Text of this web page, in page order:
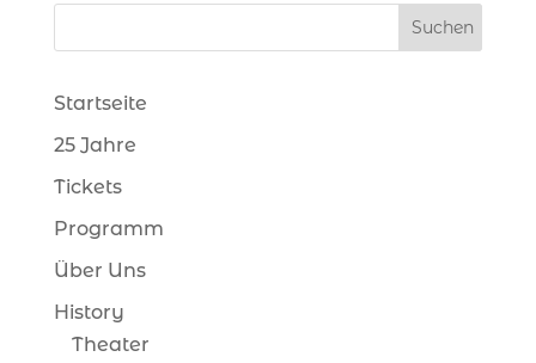
Startseite
25 Jahre
Tickets
Programm
Über Uns
History
Theater